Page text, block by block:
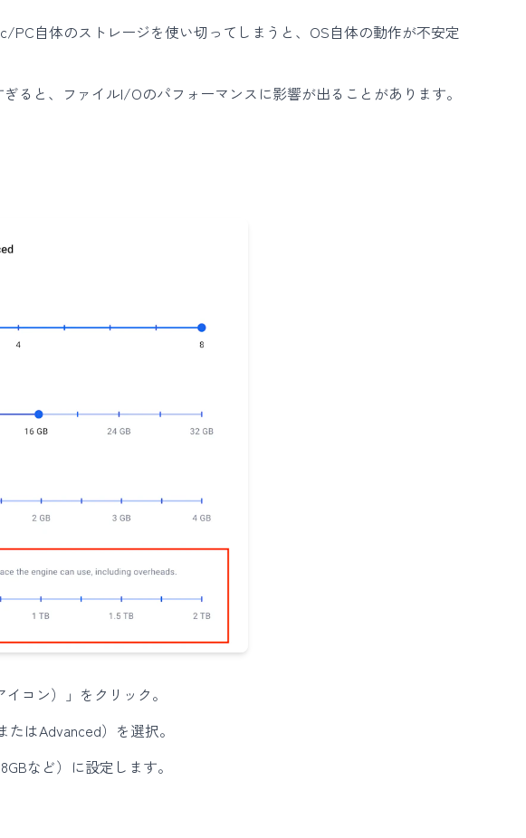
PC自体のストレージを使い切ってしまうと、OS自体の動作が不安定
ると、ファイルI/Oのパフォーマンスに影響が出ることがあります。
コン）」をクリック。
またはAdvanced）を選択。
など）に設定します。